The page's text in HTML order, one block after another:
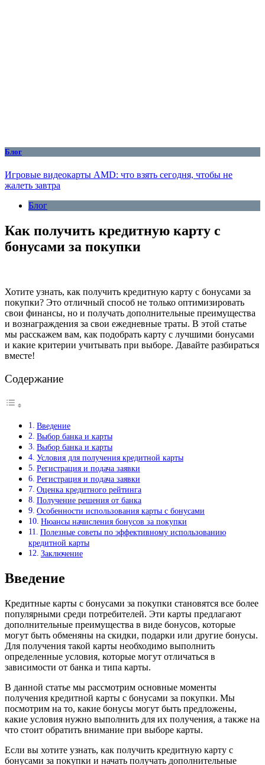
Блог
Игровые видеокарты AMD: что взять сегодня, чтобы не
жалеть завтра
Блог
Как получить кредитную карту с
бонусами за покупки
Хотите узнать, как получить кредитную карту с бонусами за
покупки? Это отличный способ не только оптимизировать
свои финансы, но и получать дополнительные преимущества
и вознаграждения за свои ежедневные траты. В этой статье
мы расскажем вам, как подобрать карту с лучшими бонусами
и какие критерии учитывать при выборе. Давайте разбираться
вместе!
Содержание
Введение
Выбор банка и карты
Выбор банка и карты
Условия для получения кредитной карты
Регистрация и подача заявки
Регистрация и подача заявки
Оценка кредитного рейтинга
Получение решения от банка
Особенности использования карты с бонусами
Нюансы начисления бонусов за покупки
Полезные советы по эффективному использованию
кредитной карты
Заключение
Введение
Кредитные карты с бонусами за покупки становятся все более
популярными среди потребителей. Эти карты предлагают
дополнительные преимущества в виде бонусов, которые
могут быть обменяны на скидки, подарки или другие бонусы.
Для получения такой карты необходимо выполнить
определенные условия, которые могут отличаться в
зависимости от банка и типа карты.
В данной статье мы рассмотрим основные моменты
получения кредитной карты с бонусами за покупки. Мы
посмотрим на то, какие бонусы могут быть предложены,
какие условия нужно выполнить для их получения, а также на
что стоит обратить внимание при выборе карты.
Если вы хотите узнать, как получить кредитную карту с
бонусами за покупки и начать получать дополнительные